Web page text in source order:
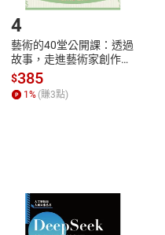
4
藝術的40堂公開課：透過
故事，走進藝術家創作現
場，看藝術如何誕生、如
何形塑人類生活【電子
書】
$385
1% (賺3點)